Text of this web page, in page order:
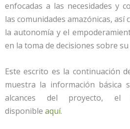
enfocadas a las necesidades y
las comunidades amazónicas, así
la autonomía y el
en la toma de decisiones sobre su
Este escrito es la continuación
muestra la información básica
alcances del proyecto, el
disponible aquí.